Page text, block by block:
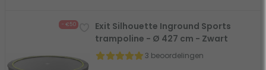
- €50
Exit Silhouette Inground Sports
trampoline - Ø 427 cm - Zwart
3 beoordelingen